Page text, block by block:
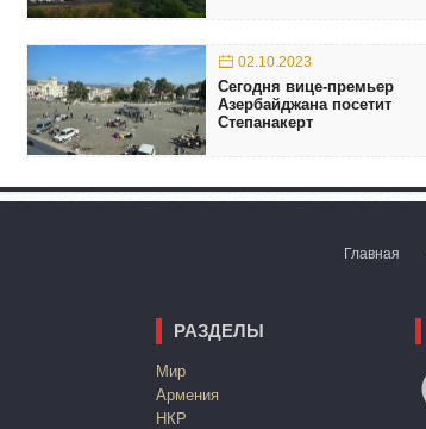
02.10.2023
Сегодня вице-премьер
Азербайджана посетит
Степанакерт
Главная
РАЗДЕЛЫ
Mир
Армения
НКР